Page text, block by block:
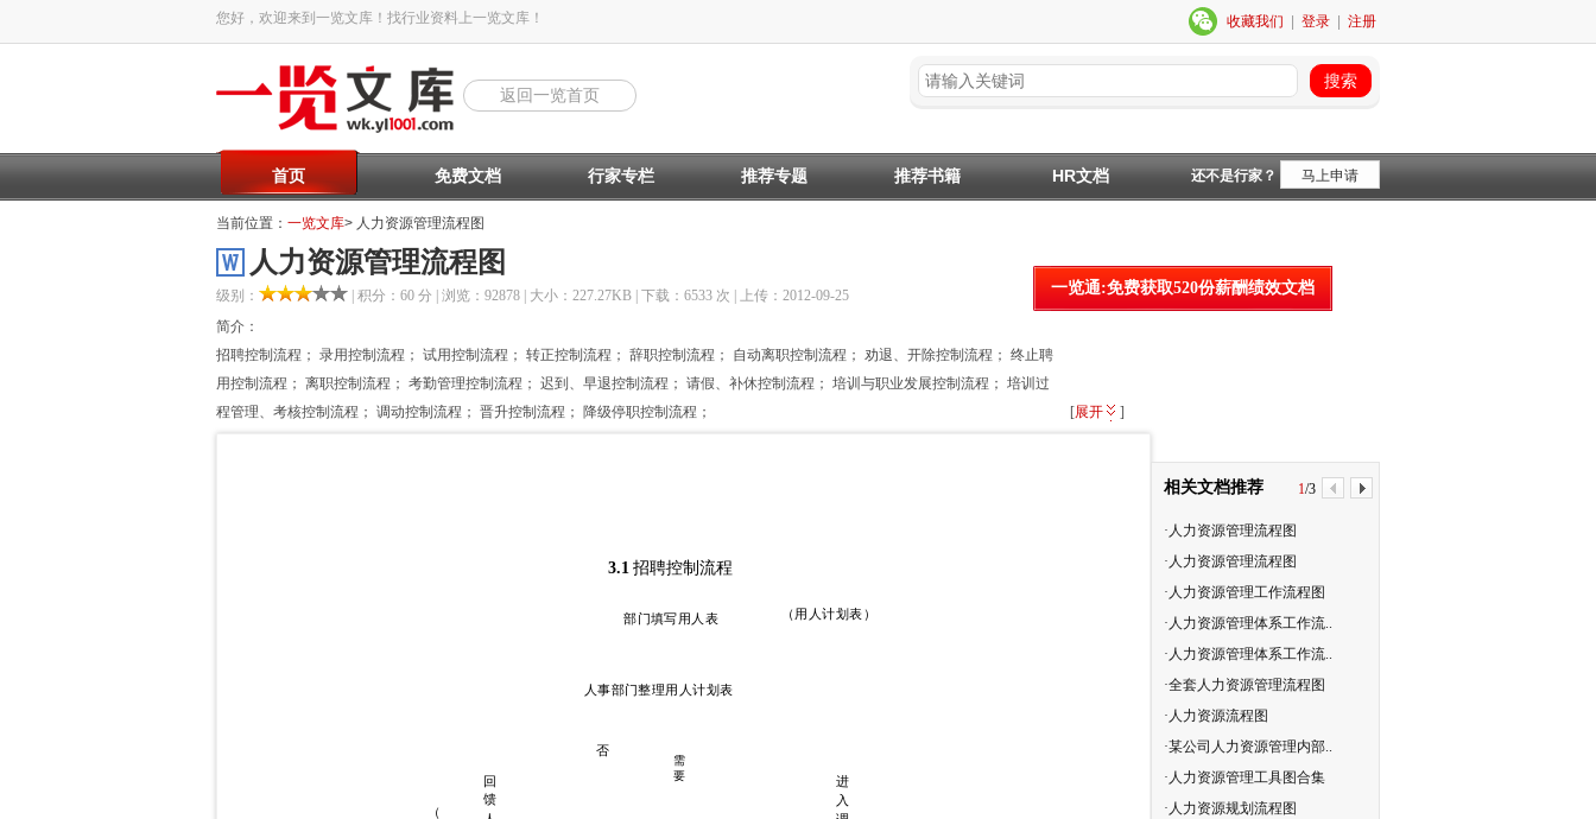
您好，欢迎来到一览文库！找行业资料上一览文库！ 收藏我们 登录 注册
返回一览首页
首页 免费文档 行家专栏 推荐专题 推荐书籍 HR文档 还不是行家？ 马上申请
当前位置： 一览文库> 人力资源管理流程图
人力资源管理流程图
一览通:免费获取520份薪酬绩效文档
级别：
| 积分：60 分 | 浏览：92878 | 大小：227.27KB | 下载：6533 次 | 上传：2012-09-25
简介：
招聘控制流程； 录用控制流程； 试用控制流程； 转正控制流程； 辞职控制流程； 自动离职控制流程； 劝退、开除控制流程； 终止聘
用控制流程； 离职控制流程； 考勤管理控制流程； 迟到、早退控制流程； 请假、补休控制流程； 培训与职业发展控制流程； 培训过
程管理、考核控制流程； 调动控制流程； 晋升控制流程； 降级停职控制流程；
[展开 ]
相关文档推荐 1/3
·人力资源管理流程图
·人力资源管理流程图
·人力资源管理工作流程图
·人力资源管理体系工作流..
·人力资源管理体系工作流..
·全套人力资源管理流程图
·人力资源流程图
·某公司人力资源管理内部..
·人力资源管理工具图合集
·人力资源规划流程图